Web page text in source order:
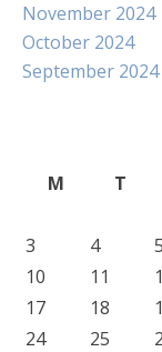
November 2024
October 2024
September 2024
M
T
3
4 5
10
11
17
18
24
25